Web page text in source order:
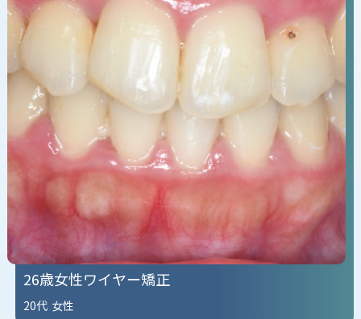
26歳女性ワイヤー矯正
20代 女性